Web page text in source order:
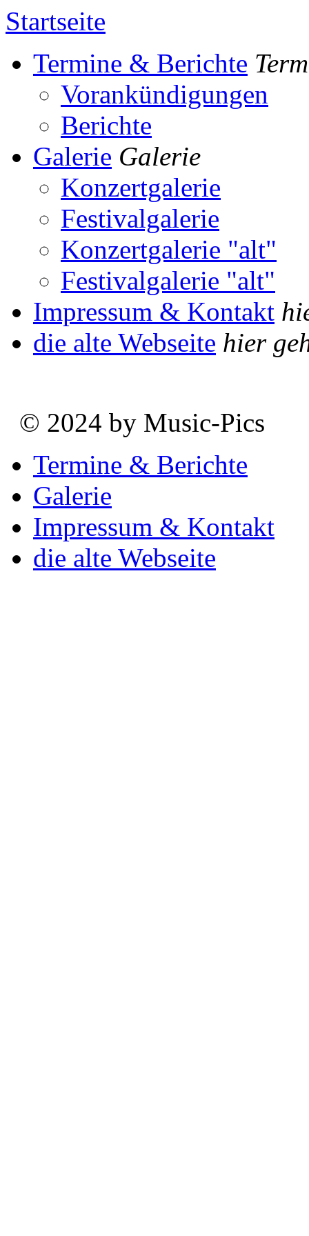
Startseite
Termine & Berichte
Vorankündigungen
Berichte
Galerie Galerie
Konzertgalerie
Festivalgalerie
Konzertgalerie "alt"
Festivalgalerie "alt"
Impressum & Kontakt
die alte Webseite hier
© 2024 by Music-Pics
Termine & Berichte
Galerie
Impressum & Kontakt
die alte Webseite